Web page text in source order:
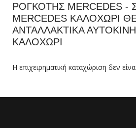
ΡΟΓΚΟΤΗΣ MERCEDES -
MERCEDES ΚΑΛΟΧΩΡΙ
ΑΝΤΑΛΛΑΚΤΙΚΑ
ΚΑΛΟΧΩΡΙ
Η επιχειρηματική καταχώριση δεν